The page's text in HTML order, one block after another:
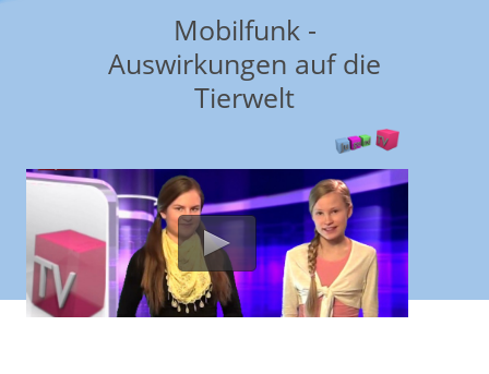
Mobilfunk -
Auswirkungen auf die
Tierwelt